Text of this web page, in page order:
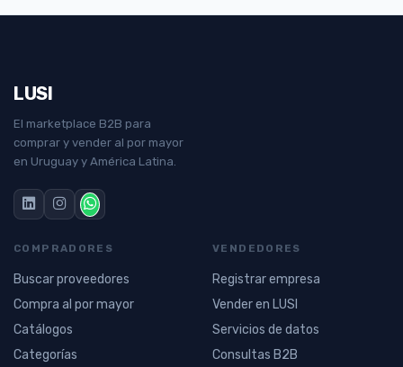
LUSI
El marketplace B2B para
comprar y vender al por mayor
en Uruguay y América Latina.
COMPRADORES
Buscar proveedores
Compra al por mayor
Catálogos
Categorías
VENDEDORES
Registrar empresa
Vender en LUSI
Servicios de datos
Consultas B2B